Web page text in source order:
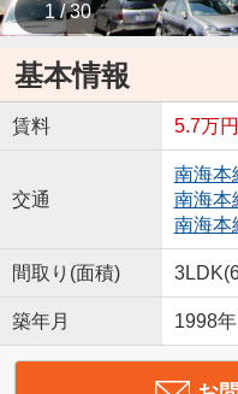
1 / 30
基本情報
賃料 5.7万円
交通
南海本
南海本
南海本
間取り(面積)
築年月 1998